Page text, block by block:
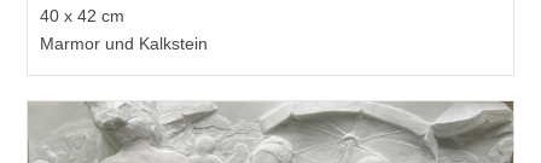
40 x 42 cm
Marmor und Kalkstein